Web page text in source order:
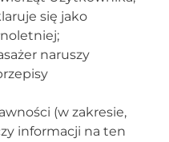
się jako
naruszy
(w zakresie,
informacji na ten